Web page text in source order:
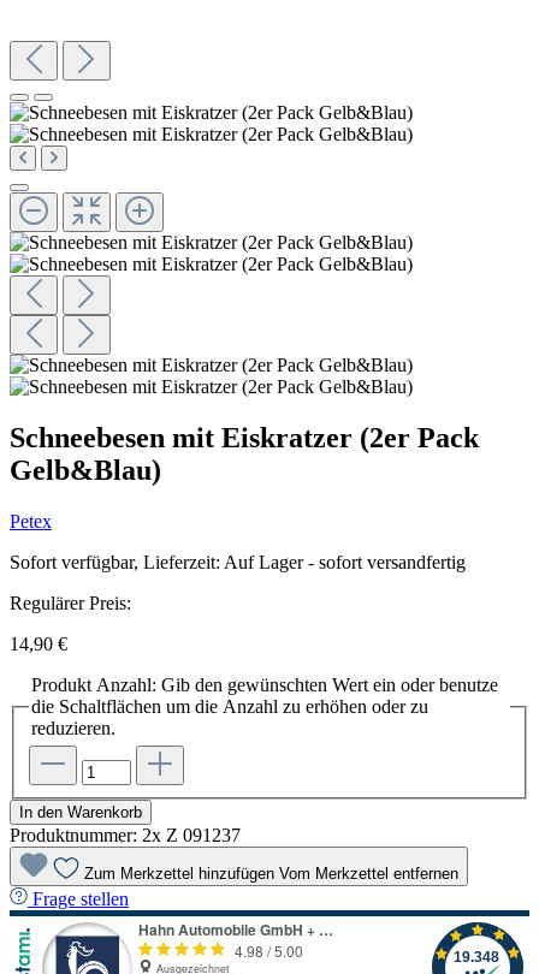
Schneebesen mit Eiskratzer (2er Pack
Gelb&Blau)
Petex
Sofort verfügbar, Lieferzeit: Auf Lager - sofort versandfertig
Regulärer Preis:
14,90 €
Produkt Anzahl: Gib den gewünschten Wert ein oder benutze
die Schaltflächen um die Anzahl zu erhöhen oder zu
reduzieren.
In den Warenkorb
Produktnummer: 2x Z 091237
Zum Merkzettel hinzufügen Vom Merkzettel entfernen
Frage stellen